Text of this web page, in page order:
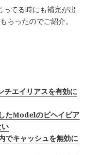
てる時にも補完が出
らったのでご紹介。
で Viewファイル編集で補
エイリアスを有効に
たModelのビヘイビア
でキャッシュを無効に